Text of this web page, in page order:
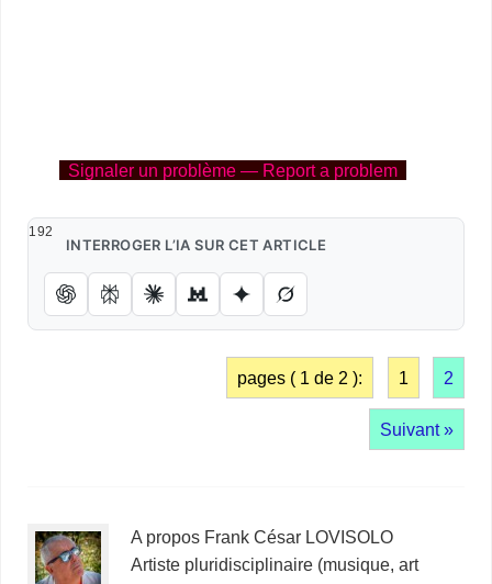
Signaler un problème — Report a problem
192
INTERROGER L’IA SUR CET ARTICLE
pages ( 1 de 2 ): 1 2
Suivant »
A propos Frank César LOVISOLO
Artiste pluridisciplinaire (musique, art